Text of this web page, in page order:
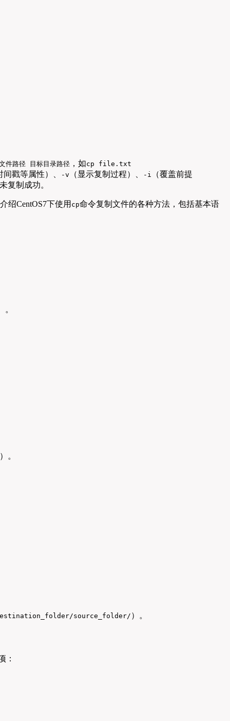
件路径 目标目录路径 ，如cp file.txt
戳等属性）、 -v （显示复制过程）、 -i
（覆盖前提
复制成功。
绍CentOS7下使用 cp命令复制文件的各种方法，包括基本语
。
source_folder/ ）。
：